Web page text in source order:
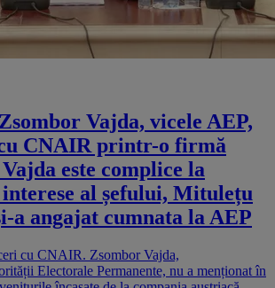
Vajda, vicele AEP,
CNAIR printr-o firmă
este complice la
al șefului, Mitulețu
a angajat cumnata la AEP
cu CNAIR. Zsombor Vajda,
Electorale Permanente, nu a menționat în